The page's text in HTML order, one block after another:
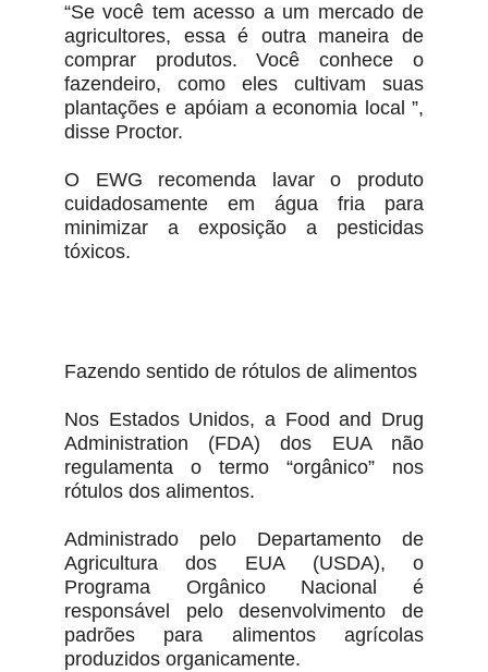
“Se você tem acesso a um mercado de
agricultores, essa é outra maneira de
comprar produtos. Você conhece o
fazendeiro, como eles cultivam suas
plantações e apóiam a economia local ”,
disse Proctor.
O EWG recomenda lavar o produto
cuidadosamente em água fria para
minimizar a exposição a pesticidas
tóxicos.
Fazendo sentido de rótulos de alimentos
Nos Estados Unidos, a Food and Drug
Administration (FDA) dos EUA não
regulamenta o termo “orgânico” nos
rótulos dos alimentos.
Administrado pelo Departamento de
Agricultura dos EUA (USDA), o
Programa Orgânico Nacional é
responsável pelo desenvolvimento de
padrões para alimentos agrícolas
produzidos organicamente.